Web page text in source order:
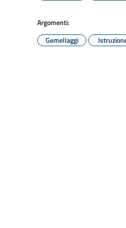
Argomenti:
Gemellaggi